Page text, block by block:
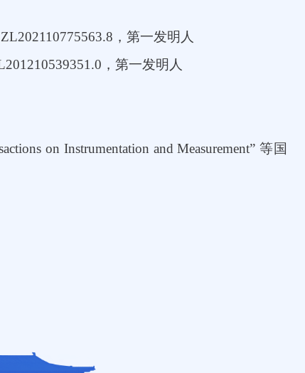
ZL202110775563.8 ，第一发明人
，第一发明人
on Instrumentation and Measurement”等国